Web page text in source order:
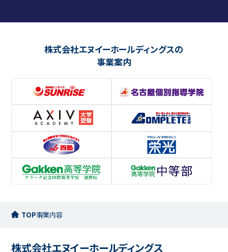
株式会社エヌイーホールディングスの
事業案内
TOP事業内容
株式会社エヌイーホールディングス